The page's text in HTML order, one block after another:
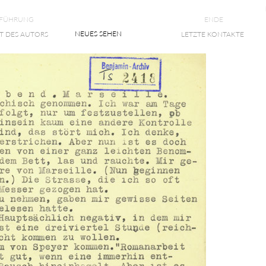
DES AUTORS
NEUES SEHEN
ENDE
LETZTE KONTAKTE